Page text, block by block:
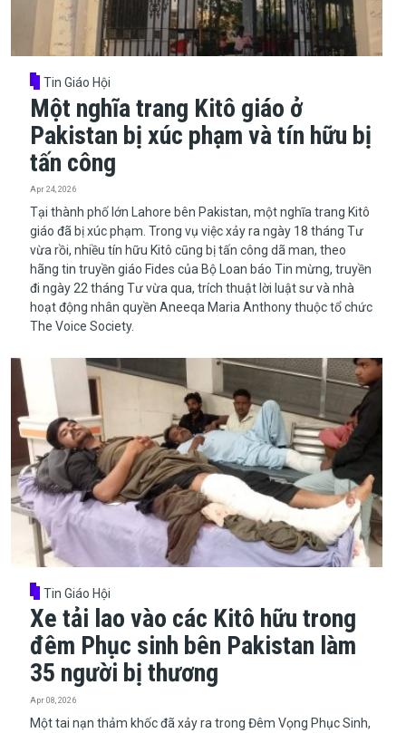
Tin Giáo Hội
Một nghĩa trang Kitô giáo ở
Pakistan bị xúc phạm và tín hữu bị
tấn công
Apr 24, 2026
​​​​​​​Tại thành phố lớn Lahore bên Pakistan, một nghĩa trang Kitô
giáo đã bị xúc phạm. Trong vụ việc xảy ra ngày 18 tháng Tư
vừa rồi, nhiều tín hữu Kitô cũng bị tấn công dã man, theo
hãng tin truyền giáo Fides của Bộ Loan báo Tin mừng, truyền
đi ngày 22 tháng Tư vừa qua, trích thuật lời luật sư và nhà
hoạt động nhân quyền Aneeqa Maria Anthony thuộc tổ chức
The Voice Society.
Tin Giáo Hội
Xe tải lao vào các Kitô hữu trong
đêm Phục sinh bên Pakistan làm
35 người bị thương
Apr 08, 2026
​​​​​​​Một tai nạn thảm khốc đã xảy ra trong Đêm Vọng Phục Sinh,